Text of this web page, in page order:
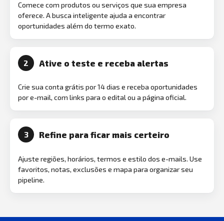
Comece com produtos ou serviços que sua empresa
oferece. A busca inteligente ajuda a encontrar
oportunidades além do termo exato.
2 Ative o teste e receba alertas
Crie sua conta grátis por 14 dias e receba oportunidades
por e-mail, com links para o edital ou a página oficial.
3 Refine para ficar mais certeiro
Ajuste regiões, horários, termos e estilo dos e-mails. Use
favoritos, notas, exclusões e mapa para organizar seu
pipeline.